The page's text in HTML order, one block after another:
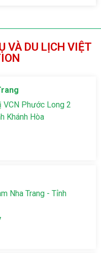
VÀ DU LỊCH VIỆT
Phước Long 2
Khánh Hòa
Nha Trang - Tỉnh